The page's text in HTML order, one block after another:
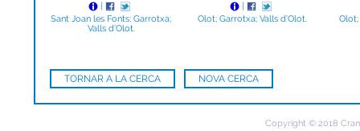
|
Sant Joan les Fonts; Garrotxa;
Valls d’Olot.
|
Olot; Garrotxa; Valls d’Olot.
Olot;
Copyright © 2018